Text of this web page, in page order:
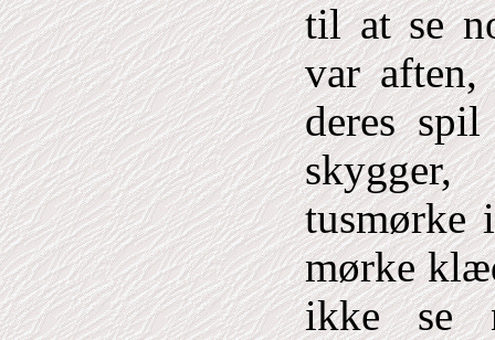
til at se
var
deres
tusmørke
mørke
ikke se